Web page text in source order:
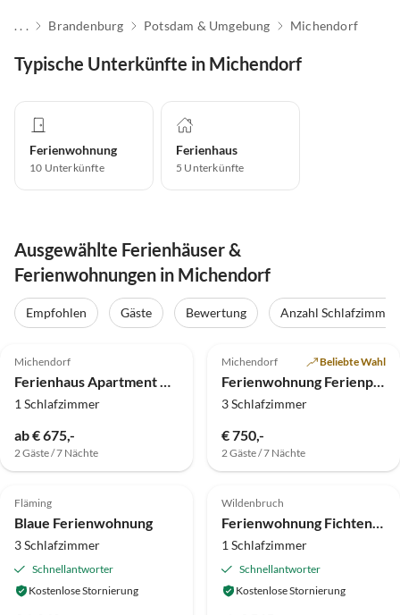
. . . Brandenburg Potsdam & Umgebung Michendorf
Typische Unterkünfte in Michendorf
Ferienwohnung
10 Unterkünfte
Ferienhaus
5 Unterkünfte
Ausgewählte Ferienhäuser &
Ferienwohnungen in Michendorf
Empfohlen Gäste Bewertung
Anzahl Schlafzimmer
Michendorf
Ferienhaus Apartment Del Rose
1 Schlafzimmer
ab € 675,-
2 Gäste / 7 Nächte
Michendorf Beliebte Wahl
Ferienwohnung Ferienparadies Krebs
3 Schlafzimmer
€ 750,-
2 Gäste / 7 Nächte
5.0 (2)
Fläming
Blaue Ferienwohnung
3 Schlafzimmer
Schnellantworter
Kostenlose Stornierung
5.0 (2)
Wildenbruch
Ferienwohnung Fichtenwagen
1 Schlafzimmer
Schnellantworter
Kostenlose Stornierung